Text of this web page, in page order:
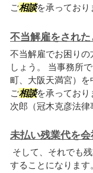
ご相談を承っており
不当解雇をされ
不当解雇でお困りの
しょう。 当事務所
町、大阪天満宮）
ご相談を承っており
次郎（冠木克彦法
未払い残業代を
そして、それでも
することになりま